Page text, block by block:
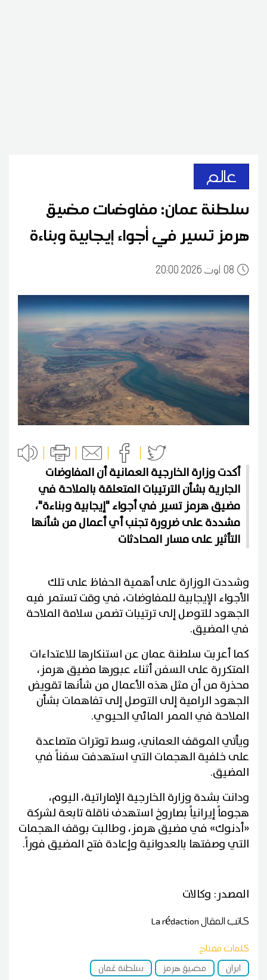
عالم
سلطنة عمان: مفاوضات مضيق
هرمز تسير في أجواء إيجابية وبناءة
0820:00 2026 أوت
أكدت وزارة الخارجية العمانية أن المفاوضات
الجارية بشأن الترتيبات المتعلقة بالملاحة في
مضيق هرمز تسير في أجواء "إيجابية وبناءة"،
مشددة على ضرورة تجنب أي أعمال من شأنها
التأثير على مسار المحادثات
وشددت الوزارة على أهمية الحفاظ على تلك
الأجواء الإيجابية للمفاوضات، في وقت تستمر فيه
الجهود للتوصل إلى ترتيبات تضمن سلامة الملاحة
في المضيق.
كما أعربت سلطنة عمان عن استنكارها للاعتداءات
المتكررة على السفن أثناء عبورها مضيق هرمز،
محذرة من أن مثل هذه الأعمال من شأنها تقويض
الجهود الرامية إلى التوصل إلى تفاهمات بشأن
الملاحة في الممر المائي الحيوي.
ويأتي الموقف العماني، وسط توترات متصاعدة
على خلفية الهجمات التي استهدفت سفناً في
المضيق.
ودانت بشدة وزارة الخارجية الإماراتية، اليوم،
هجوماً إيرانياً بصاروخ استهدف ناقلة تابعة لشركة
«أدنوك» في مضيق هرمز، وطالبت بوقف الهجمات
التي وصفتها بالعدوانية وإعادة فتح المضيق فوراً.
المصدر: وكالات
كاتب المقالLa rédaction
كلمات مفتاح
ايران
مضيق هرمز سلطنة عُمان